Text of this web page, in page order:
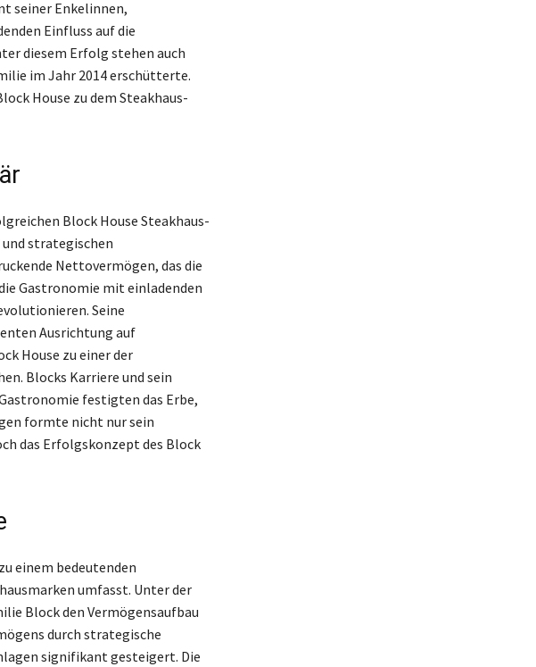
seiner Enkelinnen,
Einfluss auf die
diesem Erfolg stehen auch
im Jahr 2014 erschütterte.
House zu dem Steakhaus-
Block House Steakhaus-
strategischen
Nettovermögen, das die
Gastronomie mit einladenden
Seine
Ausrichtung auf
House zu einer der
Blocks Karriere und sein
festigten das Erbe,
formte nicht nur sein
das Erfolgskonzept des Block
einem bedeutenden
umfasst. Unter der
Block den Vermögensaufbau
durch strategische
signifikant gesteigert. Die